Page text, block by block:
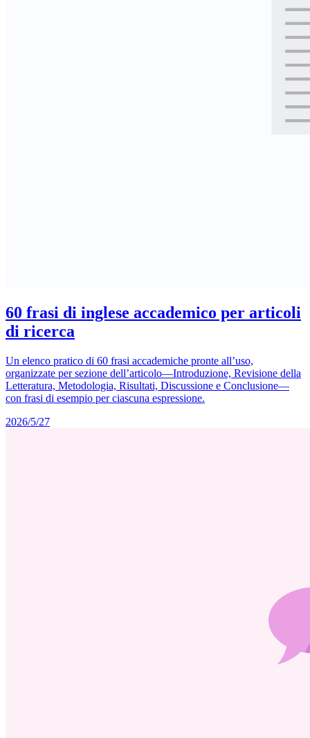
60 frasi di inglese accademico per articoli
di ricerca
Un elenco pratico di 60 frasi accademiche pronte all’uso,
organizzate per sezione dell’articolo—Introduzione, Revisione della
Letteratura, Metodologia, Risultati, Discussione e Conclusione—
con frasi di esempio per ciascuna espressione.
2026/5/27